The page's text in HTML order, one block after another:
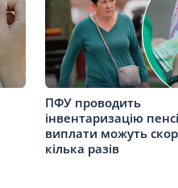
ПФУ проводить
інвентаризацію
виплати можуть
кілька разів